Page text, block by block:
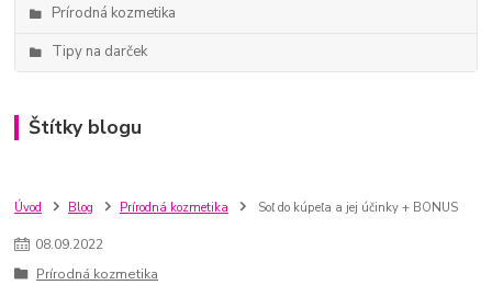
Prírodná kozmetika
Tipy na darček
Štítky blogu
Úvod Blog Prírodná kozmetika Soľ do kúpeľa a jej účinky + BONUS
08.09.2022
Prírodná kozmetika